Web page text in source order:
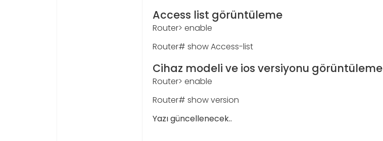
Access list görüntüleme
Router> enable
Router# show Access-list
Cihaz modeli ve ios versiyonu görüntüleme
Router> enable
Router# show version
Yazı güncellenecek..